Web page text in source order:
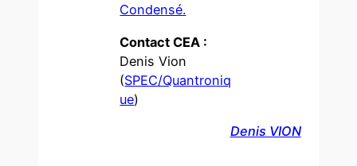
Condensé.
Contact CEA :
Denis Vion
(SPEC/Quantroniq
ue)
Denis VION